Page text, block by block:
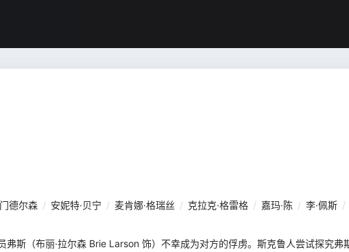
德尔森 / 安妮特·贝宁 / 麦肯娜·格瑞丝 / 克拉克·格雷格 / 嘉玛·陈 / 李·佩斯 /
斯（布丽·拉尔森 Brie Larson 饰）不幸成为对方的俘虏。斯克鲁人尝试探究弗